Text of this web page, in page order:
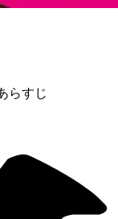
らすじ